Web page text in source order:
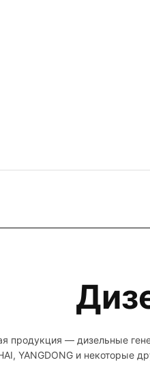
продукция — дизельные
YANGDONG и